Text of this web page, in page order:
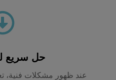
حل سريع
عند ظهور مشكلات فنية،